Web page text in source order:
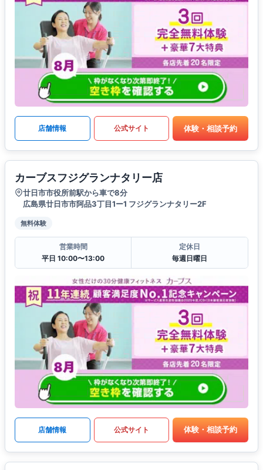
店舗情報 公式サイト 体験・相談予約
カーブスフジグランナタリー店
廿日市市役所前駅から車で8分
広島県廿日市市阿品3丁目1ー1 フジグランナタリー2F
無料体験
営業時間
平日 10:00〜13:00
定休日
毎週日曜日
店舗情報 公式サイト 体験・相談予約